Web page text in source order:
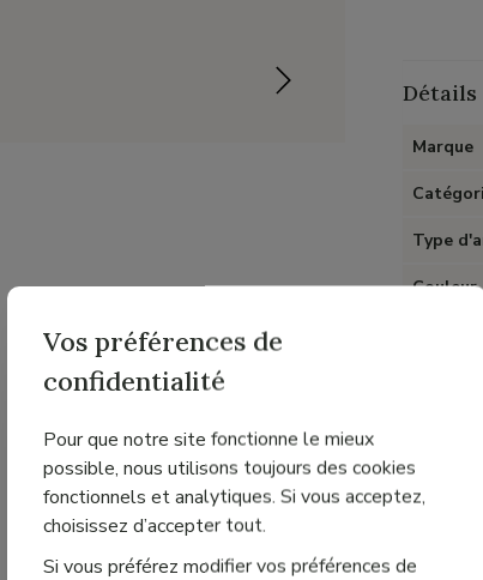
Détails
Marque
Type
Couleur
Spécial
Vos préférences de
confidentialité
Pour que notre site fonctionne le mieux
possible, nous utilisons toujours des cookies
fonctionnels et analytiques. Si vous acceptez,
choisissez d’accepter tout.
Si vous préférez modifier vos préférences de